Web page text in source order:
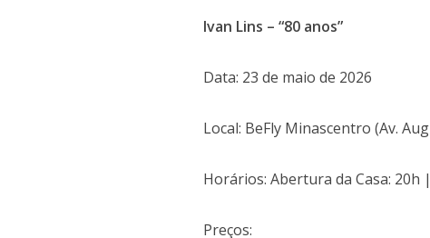
Ivan Lins – “80 anos”
Data: 23 de maio de 2026
Local: BeFly Minascentro (Av.
Horários: Abertura da Casa: 20h
Preços: